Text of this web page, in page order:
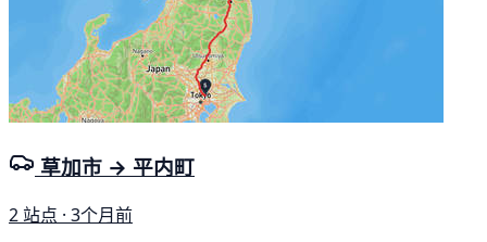
草加市 → 平内町
2 站点 · 3个月前